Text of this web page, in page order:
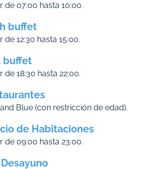
de 07:00 hasta 10:00.
buffet
de 12:30 hasta 15:00.
buffet
de 18:30 hasta 22:00.
Blue (con restricción de edad).
de Habitaciones
de 09:00 hasta 23:00.